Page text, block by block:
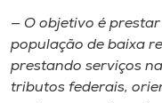
— O objetivo é
população de baixa
prestando serviços
tributos federais,